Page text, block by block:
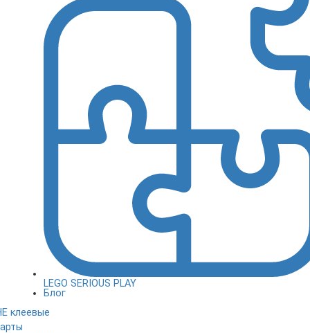
LEGO SERIOUS PLAY
Блог
клеевые